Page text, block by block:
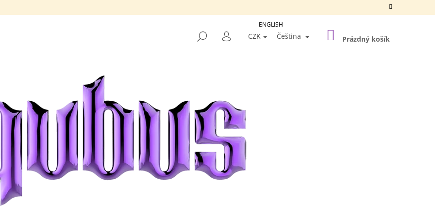
HLEDAT
PŘIHLÁŠENÍ
CZK Čeština NÁKUPNÍ
KOŠÍK
Prázdný košík
DOPORUČUJEME
ENGLISH